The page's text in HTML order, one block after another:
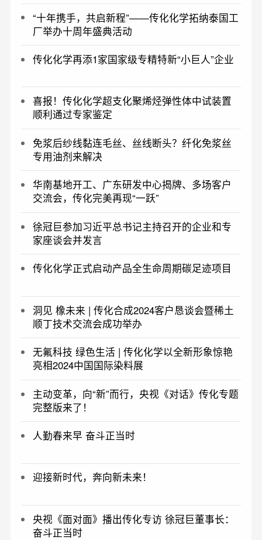
“十年携手，共启新程”——传化化学拓纳泰国工
厂举办十周年盛典活动
传化化学再添1家国家级专精特新“小巨人”企业
喜报！传化化学超支化聚烯烃弹性体中试装置
顺利通过专家鉴定
免浆后纱线黏连毛丝、丝线断头？纤化免浆丝
专用油剂来解决
华南基地开工、广东研发中心揭牌、多场客户
交流会，传化完美再现“一跃”
徐冠巨参加习近平总书记主持召开的企业和专
家座谈会并发言
传化化学正式启动产品全生命周期碳足迹项目
洞见 橡未来 | 传化合成2024客户恳谈会暨稀土
顺丁技术交流会成功举办
无氟科技 绿色生活 | 传化化学以全新形象惊艳
亮相2024中国国际染料展
主动变革，向“新”而行，央视《对话》传化专题
完整版来了！
人勤春来早 奋斗正当时
迎接新时代，奔向新未来！
央视《面对面》播出传化专访 徐冠巨董事长：
奋斗正当时